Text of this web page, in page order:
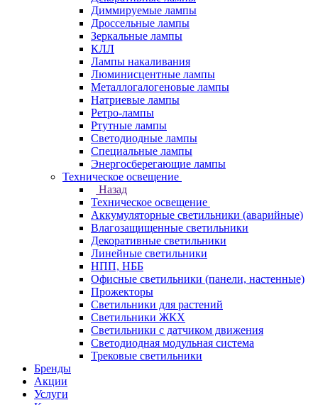
Диммируемые лампы
Дроссельные лампы
Зеркальные лампы
КЛЛ
Лампы накаливания
Люминисцентные лампы
Металлогалогеновые лампы
Натриевые лампы
Ретро-лампы
Ртутные лампы
Светодиодные лампы
Специальные лампы
Энергосберегающие лампы
Техническое освещение
Назад
Техническое освещение
Аккумуляторные светильники (аварийные)
Влагозащищенные светильники
Декоративные светильники
Линейные светильники
НПП, НББ
Офисные светильники (панели, настенные)
Прожекторы
Светильники для растений
Светильники ЖКХ
Светильники с датчиком движения
Светодиодная модульная система
Трековые светильники
Бренды
Акции
Услуги